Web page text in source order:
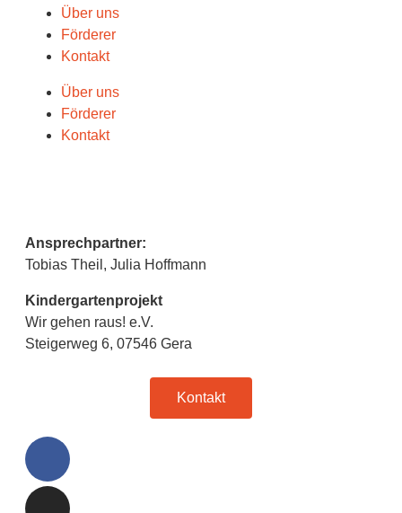
Über uns
Förderer
Kontakt
Über uns
Förderer
Kontakt
Ansprechpartner:
Tobias Theil, Julia Hoffmann
Kindergartenprojekt
Wir gehen raus! e.V.
Steigerweg 6, 07546 Gera
Kontakt